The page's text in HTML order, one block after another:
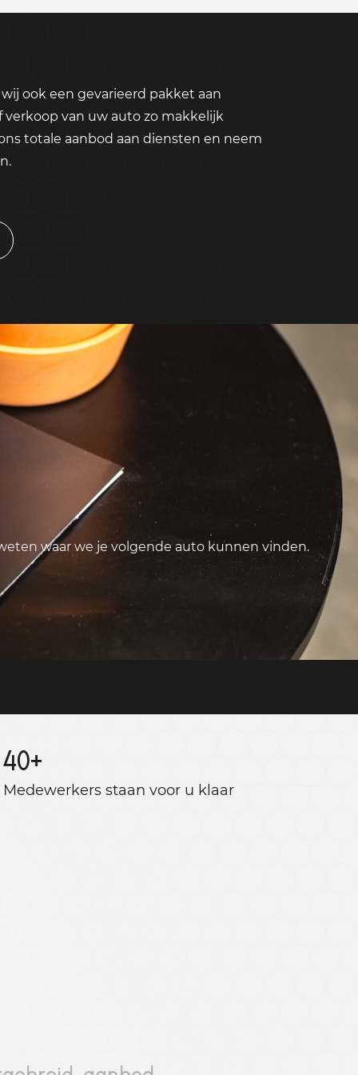
ook een gevarieerd pakket aan
verkoop van uw auto zo makkelijk
totale aanbod aan diensten en neem
waar we je volgende auto kunnen vinden.
40+
Medewerkers staan ​​voor u klaar